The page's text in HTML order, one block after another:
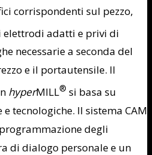
corrispondenti sul pezzo,
elettrodi adatti e privi di
necessarie a seconda del
e il portautensile. Il
hyperMILL® si basa su
tecnologiche. Il sistema CAM
degli
di dialogo personale e un